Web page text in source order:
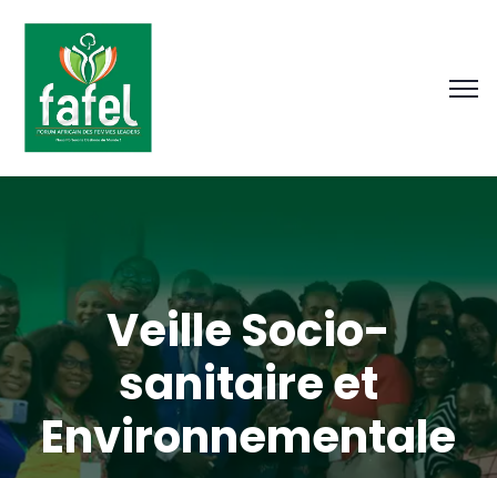
Veille Socio-
sanitaire et
Environnementale